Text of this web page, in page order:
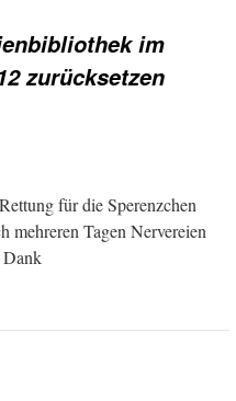
im
zurücksetzen
für die Sperenzchen
Tagen Nervereien
Dank